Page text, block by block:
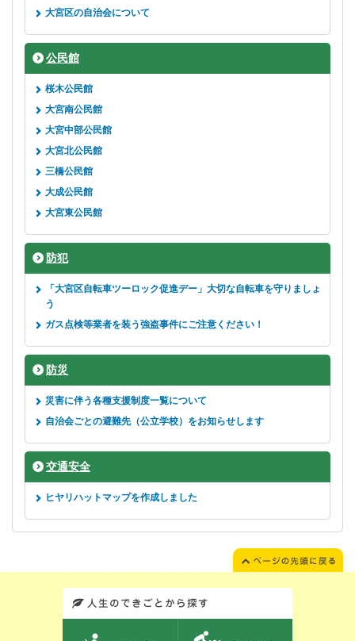
大宮区の自治会について
公民館
桜木公民館
大宮南公民館
大宮中部公民館
大宮北公民館
三橋公民館
大成公民館
大宮東公民館
防犯
「大宮区自転車ツーロック促進デー」大切な自転車を守りましょ
う
ガス点検等業者を装う強盗事件にご注意ください！
防災
災害に伴う各種支援制度一覧について
自治会ごとの避難先（公立学校）をお知らせします
交通安全
ヒヤリハットマップを作成しました